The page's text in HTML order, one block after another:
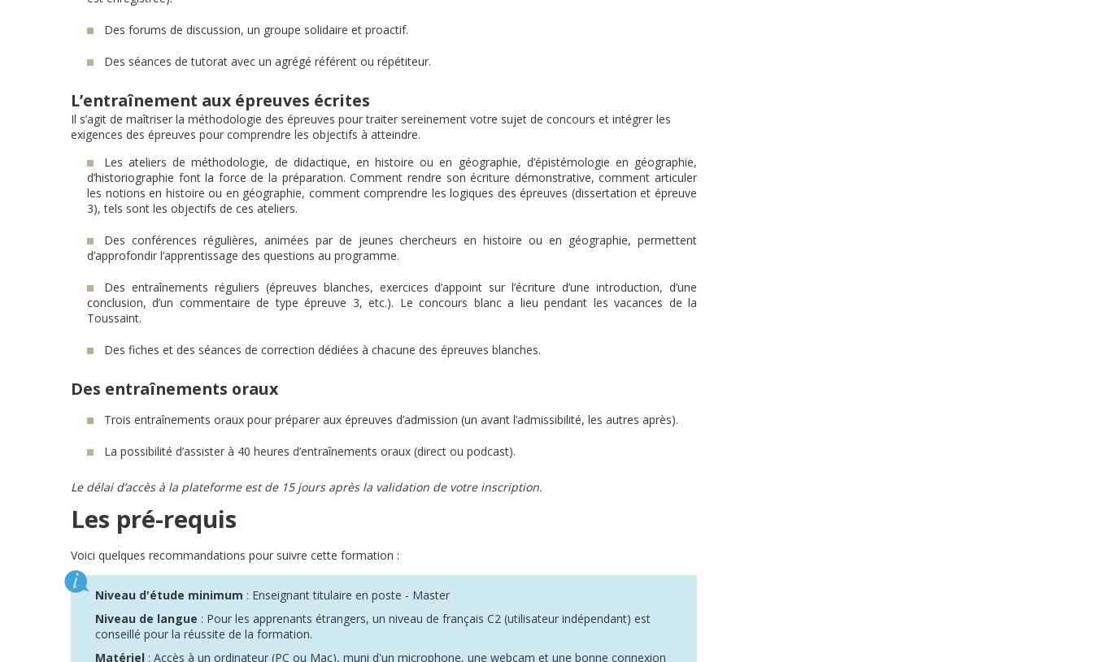
Des forums de discussion, un groupe solidaire et proactif.
Des séances de tutorat avec un agrégé référent ou répétiteur.
L’entraînement aux épreuves écrites
Il s’agit de maîtriser la méthodologie des épreuves pour traiter sereinement votre sujet de concours et intégrer les
exigences des épreuves pour comprendre les objectifs à atteindre.
Les ateliers de méthodologie, de didactique, en histoire ou en géographie, d’épistémologie en géographie,
d’historiographie font la force de la préparation. Comment rendre son écriture démonstrative, comment articuler
les notions en histoire ou en géographie, comment comprendre les logiques des épreuves (dissertation et épreuve
3), tels sont les objectifs de ces ateliers.
Des conférences régulières, animées par de jeunes chercheurs en histoire ou en géographie, permettent
d’approfondir l’apprentissage des questions au programme.
Des entraînements réguliers (épreuves blanches, exercices d’appoint sur l’écriture d’une introduction, d’une
conclusion, d’un commentaire de type épreuve 3, etc.). Le concours blanc a lieu pendant les vacances de la
Toussaint.
Des fiches et des séances de correction dédiées à chacune des épreuves blanches.
Des entraînements oraux
Trois entraînements oraux pour préparer aux épreuves d’admission (un avant l’admissibilité, les autres après).
La possibilité d’assister à 40 heures d’entraînements oraux (direct ou podcast).
Le délai d’accès à la plateforme est de 15 jours après la validation de votre inscription.
Les pré-requis
Voici quelques recommandations pour suivre cette formation :
Niveau d'étude minimum : Enseignant titulaire en poste - Master
Niveau de langue : Pour les apprenants étrangers, un niveau de français C2 (utilisateur indépendant) est
conseillé pour la réussite de la formation.
Matériel : Accès à un ordinateur (PC ou Mac), muni d'un microphone, une webcam et une bonne connexion